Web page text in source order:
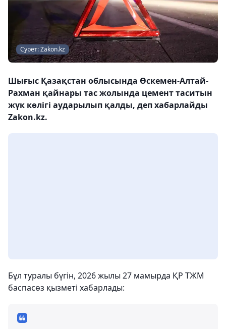
Сурет: Zakon.kz
Шығыс Қазақстан облысында Өскемен-Алтай-
Рахман қайнары тас жолында цемент таситын
жүк көлігі аударылып қалды, деп хабарлайды
Zakon.kz.
Бұл туралы бүгін, 2026 жылы 27 мамырда ҚР ТЖМ
баспасөз қызметі хабарлады: